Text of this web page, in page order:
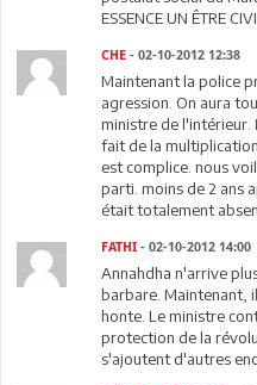
ESSENCE UN ÊTRE
CHE - 02-10-2012 12:38
Maintenant la police
agression. On aura
ministre de l'intérieur.
fait de la
est complice. nous
parti. moins de 2 ans
était totalement
FATHI - 02-10-2012 14:00
Annahdha n'arrive
barbare. Maintenant,
honte. Le ministre
protection de la
s'ajoutent d'autres